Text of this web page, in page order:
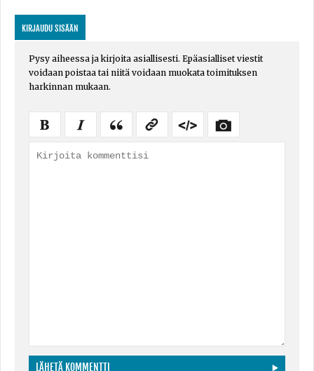
KIRJAUDU SISÄÄN
Pysy aiheessa ja kirjoita asiallisesti. Epäasialliset viestit
voidaan poistaa tai niitä voidaan muokata toimituksen
harkinnan mukaan.